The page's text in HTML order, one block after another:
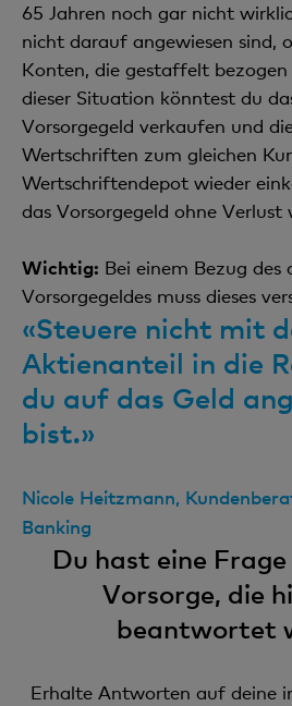
65 Jahren noch gar nicht
nicht darauf angewiesen sind,
Konten, die gestaffelt
dieser Situation könntest du
Vorsorgegeld verkaufen und
Wertschriften zum gleichen
Wertschriftendepot wieder
das Vorsorgegeld ohne Verlust
Wichtig: Bei einem Bezug des
Vorsorgegeldes muss dieses
«Steuere nicht mit
Aktienanteil in die
du auf das Geld
bist.»
Nicole Heitzmann,
Banking
Du hast eine
Vorsorge, die
beantwortet
Erhalte Antworten auf deine